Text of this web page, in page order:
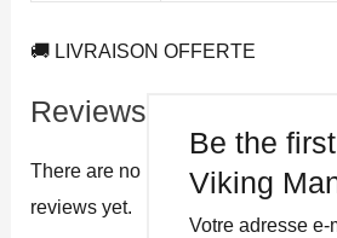
🚚 LIVRAISON OFFERTE
Reviews
There are no
reviews yet.
Be the
Viking
Votre adresse